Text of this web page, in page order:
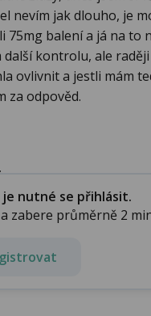
nevím jak dlouho, je
balení a já na to
kontrolu, ale
ovlivnit a jestli mám
za odpověd.
nutné se přihlásit.
zabere průměrně 2